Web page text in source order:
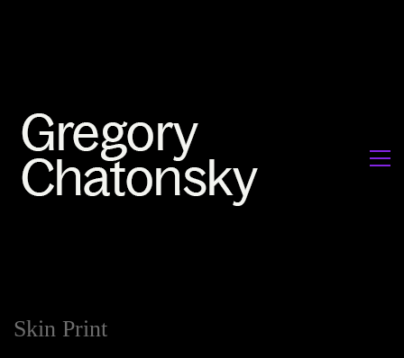
Skin Print